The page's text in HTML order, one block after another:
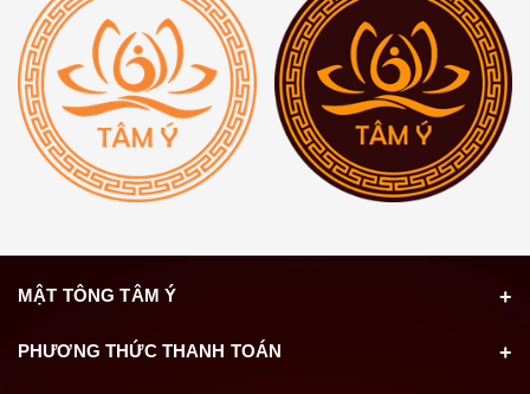
MẬT TÔNG TÂM Ý
PHƯƠNG THỨC THANH TOÁN